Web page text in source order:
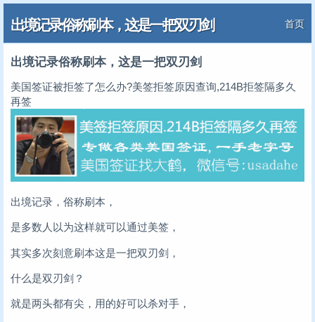
出境记录俗称刷本，这是一把双刃剑 首页
出境记录俗称刷本，这是一把双刃剑
美国签证被拒签了怎么办?美签拒签原因查询,214B拒签隔多久
再签
出境记录，俗称刷本，
是多数人以为这样就可以通过美签，
其实多次刻意刷本这是一把双刃剑，
什么是双刃剑？
就是两头都有尖，用的好可以杀对手，